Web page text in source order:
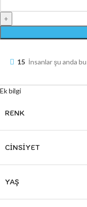
15 İnsanlar şu anda
Ek bilgi
RENK
CINSIYET
YAŞ